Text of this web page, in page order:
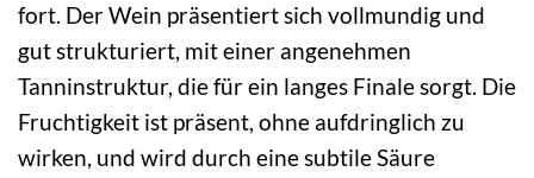
fort. Der Wein präsentiert sich vollmundig und
gut strukturiert, mit einer angenehmen
Tanninstruktur, die für ein langes Finale sorgt. Die
Fruchtigkeit ist präsent, ohne aufdringlich zu
wirken, und wird durch eine subtile Säure